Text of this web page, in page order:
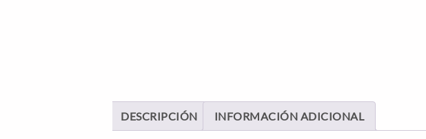
DESCRIPCIÓN INFORMACIÓN ADICIONAL